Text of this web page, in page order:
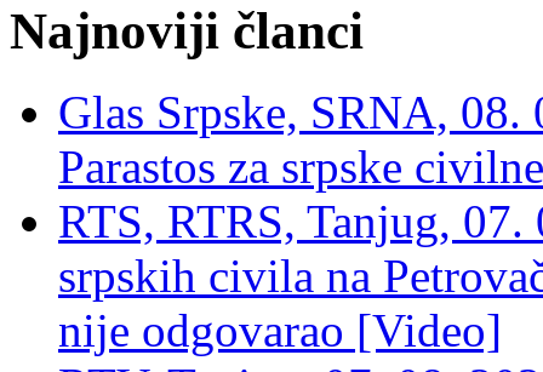
Najnoviji članci
Glas Srpske, SRNA,
Parastos za srpske
RTS, RTRS, Tanjug,
srpskih civila na
nije odgovarao [Video]